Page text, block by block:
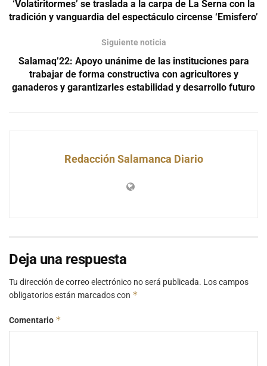
‘Volatiritormes’ se traslada a la carpa de La Serna con la
tradición y vanguardia del espectáculo circense ‘Emisfero’
Siguiente noticia
Salamaq’22: Apoyo unánime de las instituciones para
trabajar de forma constructiva con agricultores y
ganaderos y garantizarles estabilidad y desarrollo futuro
Redacción Salamanca Diario
Deja una respuesta
Tu dirección de correo electrónico no será publicada. Los campos
obligatorios están marcados con *
Comentario *